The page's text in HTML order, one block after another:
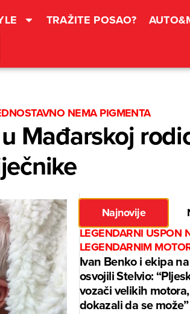
TRAŽITE POSAO?
NEMA PIGMENTA
Mađarskoj
Najnovije
LEGENDARNI USPON
LEGENDARNIM
Ivan Benko i ekipa
osvojili Stelvio:
vozači velikih
dokazali da se može”